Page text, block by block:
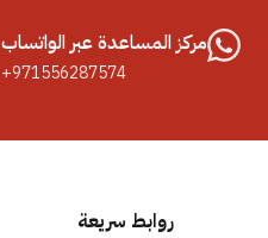
مركز المساعدة عبر الواتساب
+971556287574
روابط سريعة